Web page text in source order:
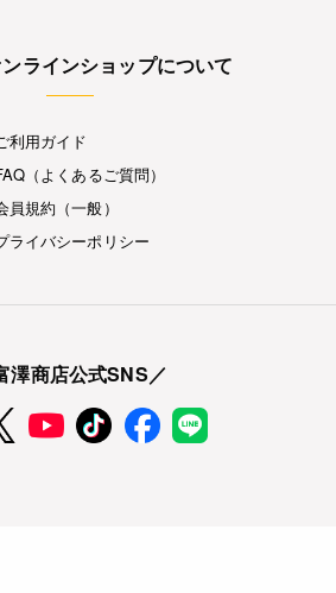
ラインショップについて
利用ガイド
（よくあるご質問）
員規約（一般）
ライバシーポリシー
澤商店公式SNS／